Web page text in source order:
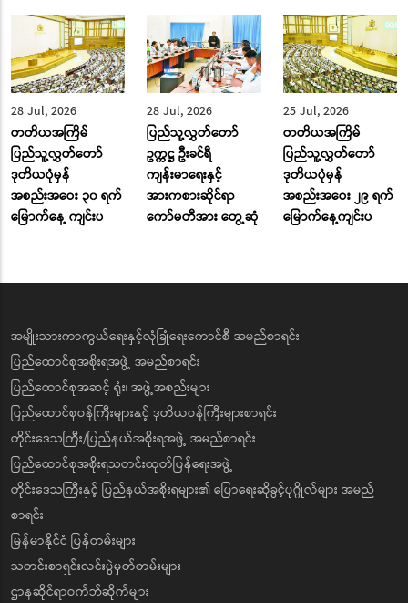
28 Jul, 2026
တတိယအကြိမ်
ပြည်သူ့လွှတ်တော်
ဒုတိယပုံမှန်
အစည်းအဝေး ၃၀ ရက်
မြောက်နေ့ ကျင်းပ
28 Jul, 2026
ပြည်သူ့လွှတ်တော်
ဥက္ကဋ္ဌ ဦးခင်ရီ
ကျန်းမာရေးနှင့်
အားကစားဆိုင်ရာ
ကော်မတီအား တွေ့ဆုံ
25 Jul, 2026
တတိယအကြိမ်
ပြည်သူ့လွှတ်တော်
ဒုတိယပုံမှန်
အစည်းအဝေး ၂၉ ရက်
မြောက်နေ့ကျင်းပ
အမျိုးသားကာကွယ်ရေးနှင့်လုံခြုံရေးကောင်စီ အမည်စာရင်း
ပြည်ထောင်စုအစိုးရအဖွဲ့ အမည်စာရင်း
ပြည်ထောင်စုအဆင့် ရုံး၊ အဖွဲ့အစည်းများ
ပြည်ထောင်စုဝန်ကြီးများနှင့် ဒုတိယဝန်ကြီးများစာရင်း
တိုင်းဒေသကြီး/ပြည်နယ်အစိုးရအဖွဲ့ အမည်စာရင်း
ပြည်ထောင်စုအစိုးရသတင်းထုတ်ပြန်ရေးအဖွဲ့
တိုင်းဒေသကြီးနှင့် ပြည်နယ်အစိုးရများ၏ ပြောရေးဆိုခွင့်ပုဂ္ဂိုလ်များ အမည်
စာရင်း
မြန်မာနိုင်ငံ ပြန်တမ်းများ
သတင်းစာရှင်းလင်းပွဲမှတ်တမ်းများ
ဌာနဆိုင်ရာဝက်ဘ်ဆိုက်များ